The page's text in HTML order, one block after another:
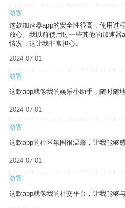
游客
这款加速器app的安全性很高，使用过
放心。我以前使用过一些其他的加速器
情况，这让我非常担心。
2024-07-01
游客
这款app就像我的娱乐小助手，随时随
2024-07-01
游客
这款app的社区氛围很温馨，让我能够
2024-07-01
游客
这款app就像我的社交平台，让我能够